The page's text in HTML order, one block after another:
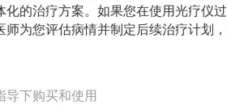
的治疗方案。如果您在使用光疗仪过
为您评估病情并制定后续治疗计划，
导下购买和使用